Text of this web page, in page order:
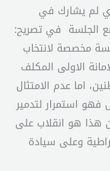
لم يشارك في
الجلسة في تصريح:
مخصصة لانتخاب
الاولى المكلف
اما عدم الامتثال
فهو استمرار لتدمير
هذا هو انقلاب على
وعلى سيادة